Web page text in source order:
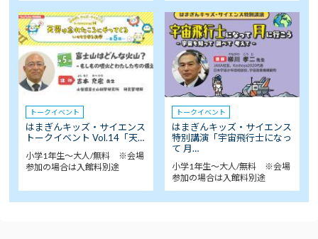
トークイベント
はまぎんキッズ・サイエンス
トークイベント Vol.14「天…
小学1年生～大人/無料 ※会場
参加の場合は入館料別途
トークイベント
はまぎんキッズ・サイエンス
特別講演「宇宙飛行士になっ
て 月…
小学1年生～大人/無料 ※会場
参加の場合は入館料別途